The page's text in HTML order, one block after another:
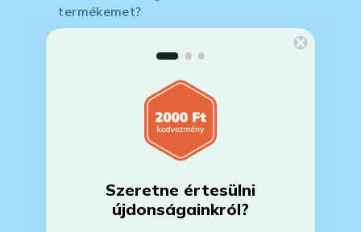
termékemet?
telepítve a laptopra?
Mit jelent, hogy magyar/magyar
kiosztású európai/külföldi kiosztású
a billentyűzet?Szeretne értesülni
újdonságainkról?